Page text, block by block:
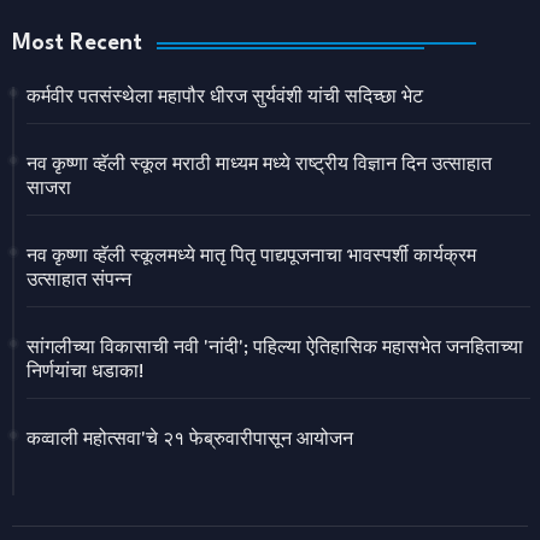
Most Recent
कर्मवीर पतसंस्थेला महापौर धीरज सुर्यवंशी यांची सदिच्छा भेट
नव कृष्णा व्हॅली स्कूल मराठी माध्यम मध्ये राष्ट्रीय विज्ञान दिन उत्साहात
साजरा
नव कृष्णा व्हॅली स्कूलमध्ये मातृ पितृ पाद्यपूजनाचा भावस्पर्शी कार्यक्रम
उत्साहात संपन्न
सांगलीच्या विकासाची नवी 'नांदी'; पहिल्या ऐतिहासिक महासभेत जनहिताच्या
निर्णयांचा धडाका!
कव्वाली महोत्सवा'चे २१ फेब्रुवारीपासून आयोजन